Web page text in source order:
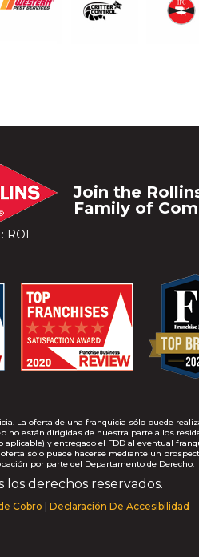
ROL
Join the
Family of
La oferta de una franquicia sólo puede
están dirigidas de nuestra parte a los
y entregado el FDD al eventual
oferta sólo puede hacerse mediante un
por parte del Departamento de Derecho.
derechos reservados.
Cobro Declaración De Accesibilidad